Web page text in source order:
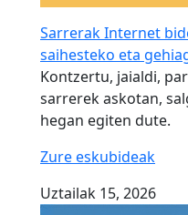
Sarrerak Internet
saihesteko eta
Kontzertu, jaialdi,
sarrerek askotan,
hegan egiten dute.
Zure eskubideak
Uztailak 15, 2026